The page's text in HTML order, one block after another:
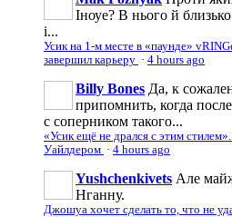
Іноуе? В нього й
і...
Усик на 1-м месте в «паунде»
завершил карьеру · 4 hours ago
Billy Bones Да, к
припомнить, когда
с соперником такого...
«Усик ещё не дрался с этим
Уайлдером · 4 hours ago
Yushchenkivets Але
Нганну.
Джошуа хочет сделать то, что не